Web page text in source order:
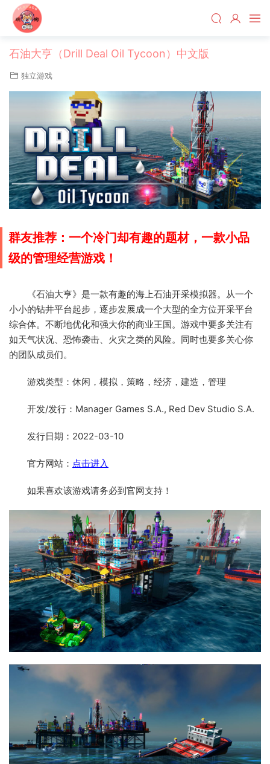
石油大亨（Drill Deal Oil Tycoon）中文版
独立游戏
群友推荐：一个冷门却有趣的题材，一款小品
级的管理经营游戏！
《石油大亨》是一款有趣的海上石油开采模拟器。从一个
小小的钻井平台起步，逐步发展成一个大型的全方位开采平台
综合体。不断地优化和强大你的商业王国。游戏中要多关注有
如天气状况、恐怖袭击、火灾之类的风险。同时也要多关心你
的团队成员们。
游戏类型：休闲，模拟，策略，经济，建造，管理
开发/发行：Manager Games S.A., Red Dev Studio S.A.
发行日期：2022-03-10
官方网站： 点击进入
如果喜欢该游戏请务必到官网支持！